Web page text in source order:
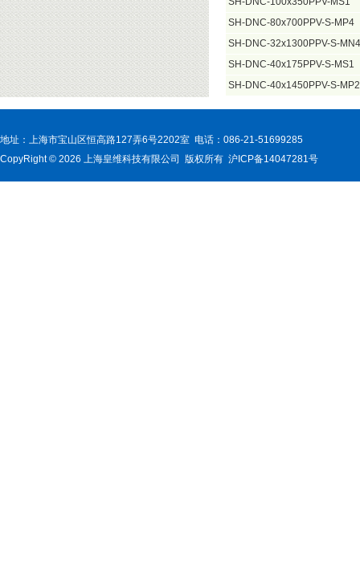
SH-DNC-80x700PPV-S-MP4
SH-DNC-32x1300PPV-S-MN4
SH-DNC-40x175PPV-S-MS1
SH-DNC-40x1450PPV-S-MP2
地址：上海市宝山区恒高路127弄6号2202室 电话：086-21-51699285
CopyRight © 2026 上海皇维科技有限公司 版权所有 沪ICP备14047281号